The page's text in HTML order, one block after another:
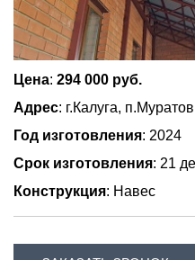
Цена: 294 000 руб.
Адрес: г.Калуга,
Год изготовления: 2024
Срок изготовления: 21
Конструкция: Навес